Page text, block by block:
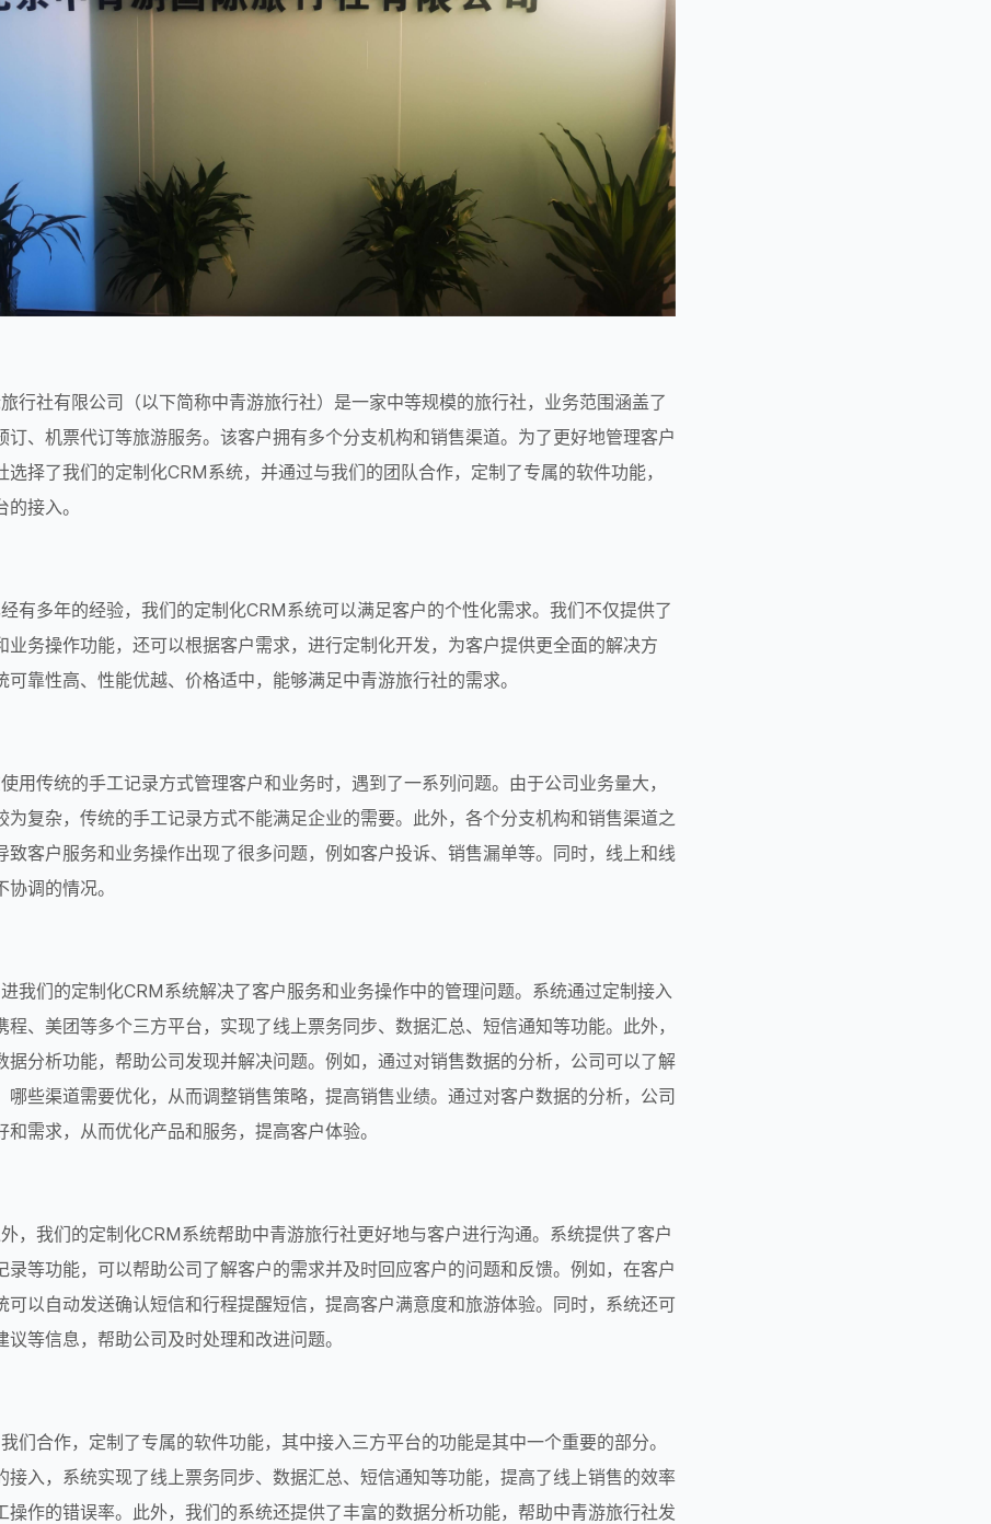
订、机票代订等旅游服务。该客户拥有多个分支机构和销售渠道。为了更好地管理客户
选择了我们的定制化CRM系统，并通过与我们的团队合作，定制了专属的软件功能，
接入。
业务操作功能，还可以根据客户需求，进行定制化开发，为客户提供更全面的解决方
靠性高、性能优越、价格适中，能够满足中青游旅行社的需求。
为复杂，传统的手工记录方式不能满足企业的需要。此外，各个分支机构和销售渠道之
致客户服务和业务操作出现了很多问题，例如客户投诉、销售漏单等。同时，线上和线
调的情况。
程、美团等多个三方平台，实现了线上票务同步、数据汇总、短信通知等功能。此外，
据分析功能，帮助公司发现并解决问题。例如，通过对销售数据的分析，公司可以了解
哪些渠道需要优化，从而调整销售策略，提高销售业绩。通过对客户数据的分析，公司
需求，从而优化产品和服务，提高客户体验。
录等功能，可以帮助公司了解客户的需求并及时回应客户的问题和反馈。例如，在客户
可以自动发送确认短信和行程提醒短信，提高客户满意度和旅游体验。同时，系统还可
等信息，帮助公司及时处理和改进问题。
接入，系统实现了线上票务同步、数据汇总、短信通知等功能，提高了线上销售的效率
操作的错误率。此外，我们的系统还提供了丰富的数据分析功能，帮助中青游旅行社发